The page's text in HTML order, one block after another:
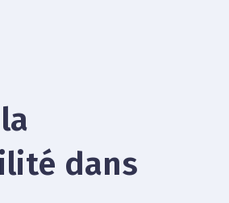
dans